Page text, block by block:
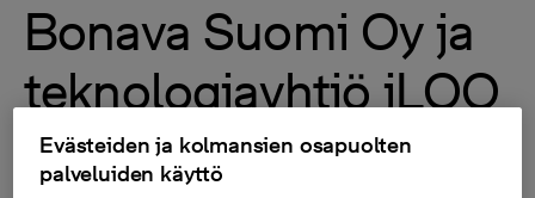
Bonava Suomi Oy ja
teknologiayhtiö iLOQ
solmivat
Evästeiden ja kolmansien osapuolten
palveluiden käyttö